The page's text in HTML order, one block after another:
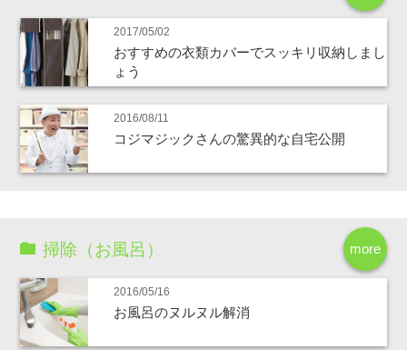
2017/05/02
おすすめの衣類カバーでスッキリ収納しまし
ょう
2016/08/11
コジマジックさんの驚異的な自宅公開
more
掃除（お風呂）
2016/05/16
お風呂のヌルヌル解消